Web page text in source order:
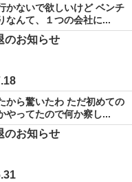
かないで欲しいけど ベンチ
なんて、１つの会社に...
のお知らせ
から驚いたわ ただ初めての
やってたので何か察し...
のお知らせ